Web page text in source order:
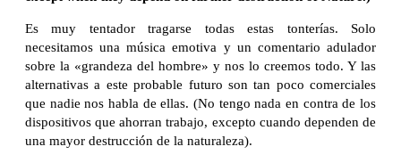
Es muy tentador tragarse todas estas tonterías. Solo
necesitamos una música emotiva y un comentario adulador
sobre la «grandeza del hombre» y nos lo creemos todo. Y las
alternativas a este probable futuro son tan poco comerciales
que nadie nos habla de ellas. (No tengo nada en contra de los
dispositivos que ahorran trabajo, excepto cuando dependen de
una mayor destrucción de la naturaleza).